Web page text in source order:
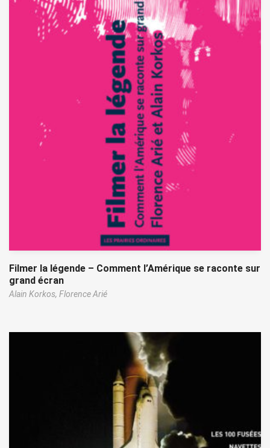
Filmer la légende – Comment l’Amérique se raconte sur
grand écran
Alain Korkos, Florence Arié